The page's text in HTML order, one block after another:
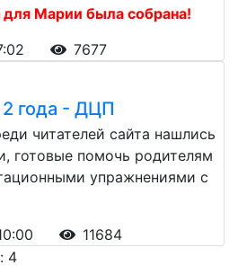
Марии была собрана!
7677
года - ДЦП
читателей сайта нашлись
готовые помочь родителям
упражнениями с
11684
4